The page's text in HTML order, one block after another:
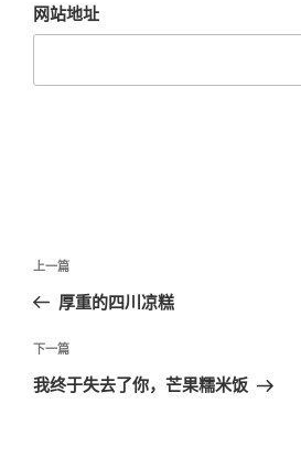
网站地址
文
导
航
上
一
文
章
上一篇
厚重的四川凉糕
下
一
下一篇
我终于失去了你，芒果糯米饭